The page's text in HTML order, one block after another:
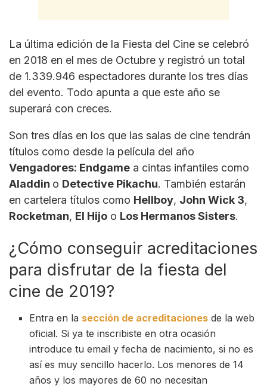
La última edición de la Fiesta del Cine se celebró
en 2018 en el mes de Octubre y registró un total
de 1.339.946 espectadores durante los tres días
del evento. Todo apunta a que este año se
superará con creces.
Son tres días en los que las salas de cine tendrán
títulos como desde la película del año
Vengadores: Endgame a cintas infantiles como
Aladdin o Detective Pikachu. También estarán
en cartelera títulos como Hellboy, John Wick 3,
Rocketman, El Hijo o Los Hermanos Sisters.
¿Cómo conseguir acreditaciones
para disfrutar de la fiesta del
cine de 2019?
Entra en la sección de acreditaciones de la web
oficial. Si ya te inscribiste en otra ocasión
introduce tu email y fecha de nacimiento, si no es
así es muy sencillo hacerlo. Los menores de 14
años y los mayores de 60 no necesitan